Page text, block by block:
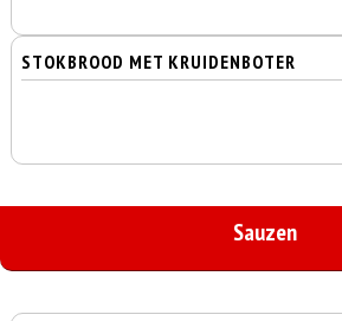
STOKBROOD MET KRUIDENBOTER
Sauzen